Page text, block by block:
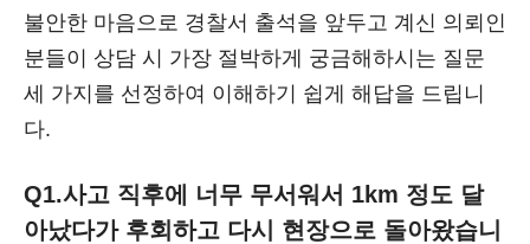
불안한 마음으로 경찰서 출석을 앞두고 계신 의뢰인
분들이 상담 시 가장 절박하게 궁금해하시는 질문
세 가지를 선정하여 이해하기 쉽게 해답을 드립니
다.
Q1.사고 직후에 너무 무서워서 1km 정도 달
아났다가 후회하고 다시 현장으로 돌아왔습니